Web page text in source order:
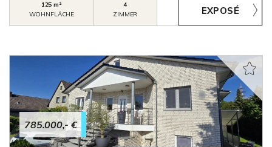
125 m²
WOHNFLÄCHE
4
ZIMMER
785.000,- €